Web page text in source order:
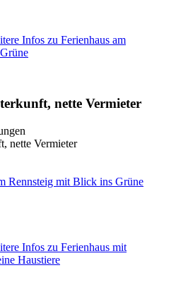
Infos zu Ferienhaus am
nette Vermieter
nette Vermieter
Rennsteig mit Blick ins Grüne
Infos zu Ferienhaus mit
Haustiere